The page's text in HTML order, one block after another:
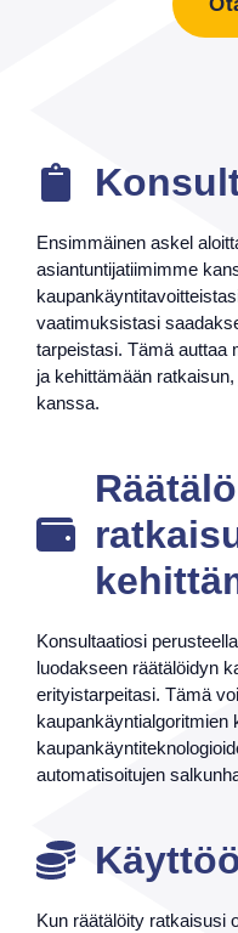
Ensimmäinen askel
asiantuntijatiimimme
vaatimuksistasi
tarpeistasi. Tämä auttaa
ja kehittämään
kanssa.
Konsultaatiosi
luodakseen räätälöidyn
erityistarpeitasi. Tämä
kaupankäyntialgoritmien
automatisoitujen
Kun räätälöity ratkaisusi